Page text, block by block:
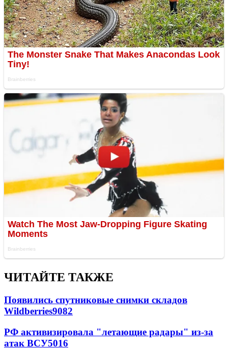
ЧИТАЙТЕ ТАКЖЕ
Появились спутниковые снимки складов
Wildberries9082
РФ активизировала "летающие радары" из-за
атак ВСУ5016